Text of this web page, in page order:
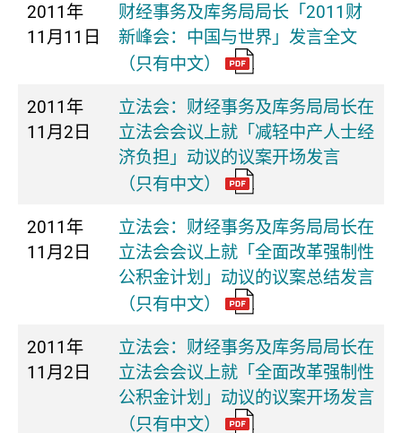
2011年
11月11日
财经事务及库务局局长「2011财
新峰会：中国与世界」发言全文
（只有中文）
2011年
11月2日
立法会：财经事务及库务局局长在
立法会会议上就「减轻中产人士经
济负担」动议的议案开场发言
（只有中文）
2011年
11月2日
立法会：财经事务及库务局局长在
立法会会议上就「全面改革强制性
公积金计划」动议的议案总结发言
（只有中文）
2011年
11月2日
立法会：财经事务及库务局局长在
立法会会议上就「全面改革强制性
公积金计划」动议的议案开场发言
（只有中文）